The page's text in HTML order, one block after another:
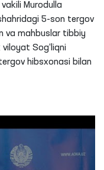
Murodulla
5-son tergov
va mahbuslar tibbiy
viloyat Sog‘liqni
hibsxonasi bilan